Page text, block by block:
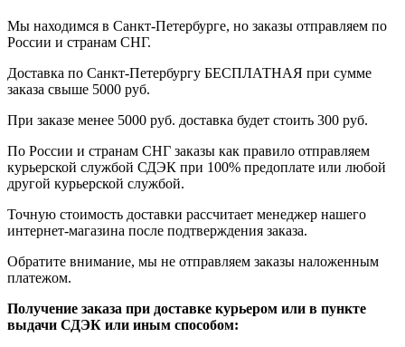
Мы находимся в Санкт-Петербурге, но заказы отправляем по
России и странам СНГ.
Доставка по Санкт-Петербургу БЕСПЛАТНАЯ при сумме
заказа свыше 5000 руб.
При заказе менее 5000 руб. доставка будет стоить 300 руб.
По России и странам СНГ заказы как правило отправляем
курьерской службой СДЭК при 100% предоплате или любой
другой курьерской службой.
Точную стоимость доставки рассчитает менеджер нашего
интернет-магазина после подтверждения заказа.
Обратите внимание, мы не отправляем заказы наложенным
платежом.
Получение заказа при доставке курьером или в пункте
выдачи СДЭК или иным способом: